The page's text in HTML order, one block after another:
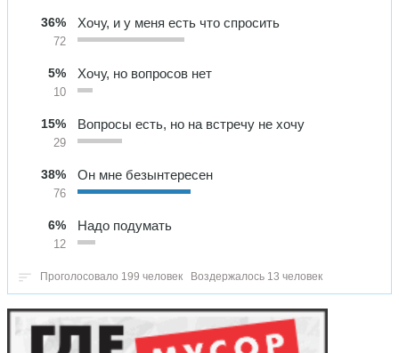
36%
72
Хочу, и у меня есть что спросить
5%
10
Хочу, но вопросов нет
15%
29
Вопросы есть, но на встречу не хочу
38%
76
Он мне безынтересен
6%
12
Надо подумать
Проголосовало 199 человек Воздержалось 13 человек